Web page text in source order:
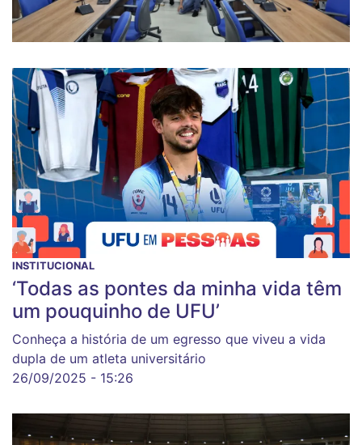
INSTITUCIONAL
‘Todas as pontes da minha vida têm
um pouquinho de UFU’
Conheça a história de um egresso que viveu a vida
dupla de um atleta universitário
26/09/2025 - 15:26